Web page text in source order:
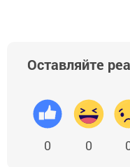
Оставляйте
0 0